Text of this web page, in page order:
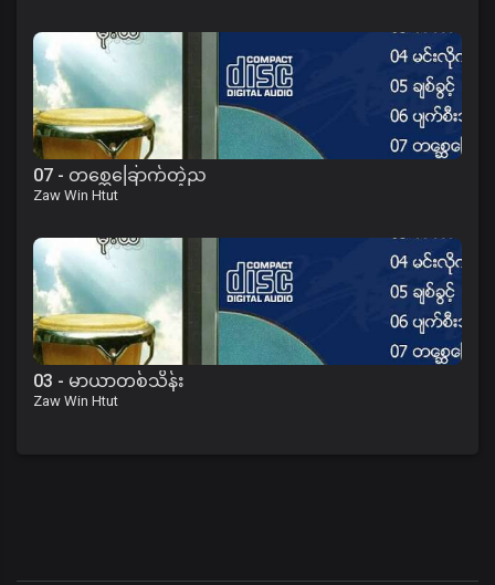
07 - တစ္ဆေခြောက်တဲ့ည
Zaw Win Htut
03 - မာယာတစ်သိန်း
Zaw Win Htut